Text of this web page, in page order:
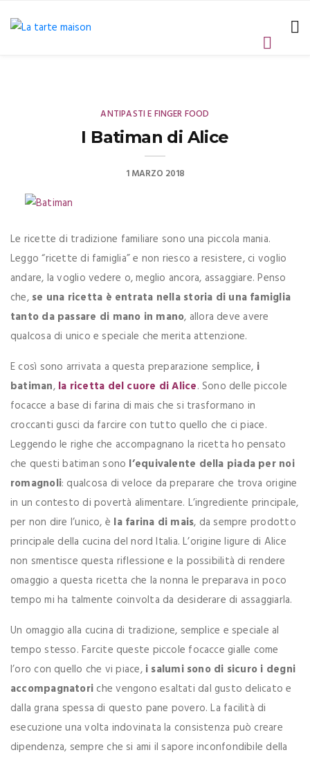
ANTIPASTI E FINGER FOOD
I Batiman di Alice
1 MARZO 2018
Le ricette di tradizione familiare sono una piccola mania.
Leggo “ricette di famiglia” e non riesco a resistere, ci voglio
andare, la voglio vedere o, meglio ancora, assaggiare. Penso
che, se una ricetta è entrata nella storia di una famiglia
tanto da passare di mano in mano, allora deve avere
qualcosa di unico e speciale che merita attenzione.
E così sono arrivata a questa preparazione semplice, i
batiman,la ricetta del cuore di Alice. Sono delle piccole
focacce a base di farina di mais che si trasformano in
croccanti gusci da farcire con tutto quello che ci piace.
Leggendo le righe che accompagnano la ricetta ho pensato
che questi batiman sono l’equivalente della piada per noi
romagnoli: qualcosa di veloce da preparare che trova origine
in un contesto di povertà alimentare. L’ingrediente principale,
per non dire l’unico, è la farina di mais, da sempre prodotto
principale della cucina del nord Italia. L’origine ligure di Alice
non smentisce questa riflessione e la possibilità di rendere
omaggio a questa ricetta che la nonna le preparava in poco
tempo mi ha talmente coinvolta da desiderare di assaggiarla.
Un omaggio alla cucina di tradizione, semplice e speciale al
tempo stesso. Farcite queste piccole focacce gialle come
l’oro con quello che vi piace,i salumi sono di sicuro i degni
accompagnatori che vengono esaltati dal gusto delicato e
dalla grana spessa di questo pane povero. La facilità di
esecuzione una volta indovinata la consistenza può creare
dipendenza, sempre che si ami il sapore inconfondibile della